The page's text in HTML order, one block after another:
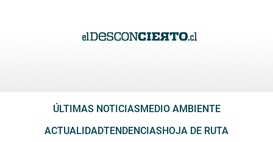
ÚLTIMAS NOTICIAS MEDIO AMBIENTE
ACTUALIDADTENDENCIAS HOJA DE RUTA